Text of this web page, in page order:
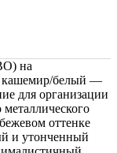
на
кашемир/белый —
для организации
оттенке
и утонченный